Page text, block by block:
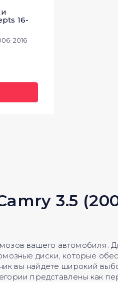
16-
2016
3.5
вашего автомобиля.
диски, которые
вы найдете широкий
представлены как